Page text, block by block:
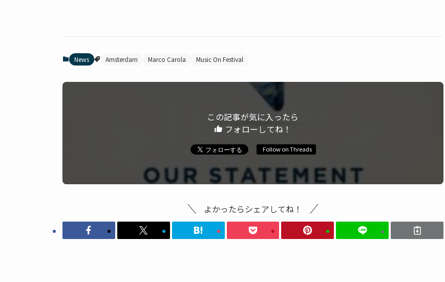
News Amsterdam Marco Carola Music On Festival
この記事が気に入ったら
フォローしてね！
Follow on Threads
よかったらシェアしてね！